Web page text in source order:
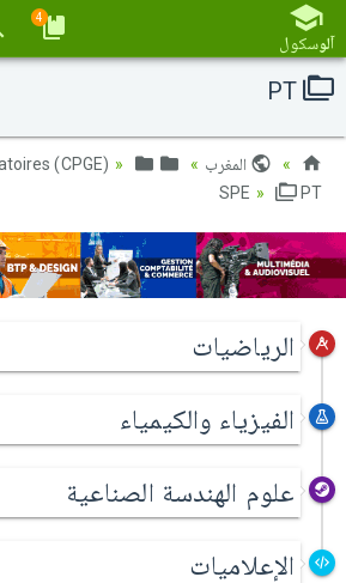
آلوسكول
4
PT
المغرب
SPE
PT
الرياضيات
الفيزياء والكيمياء
علوم الهندسة الصناعية
الإعلاميات